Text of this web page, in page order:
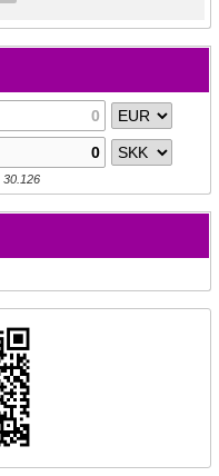
30.126